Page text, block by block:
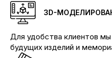
3D-
Для удобства клиентов
будущих изделий и
Производим памятники и
комплексы любой сложности